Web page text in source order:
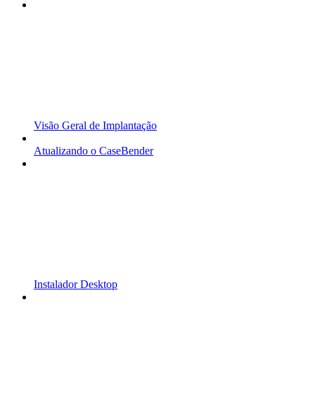
Visão Geral de Implantação
Atualizando o CaseBender
Instalador Desktop